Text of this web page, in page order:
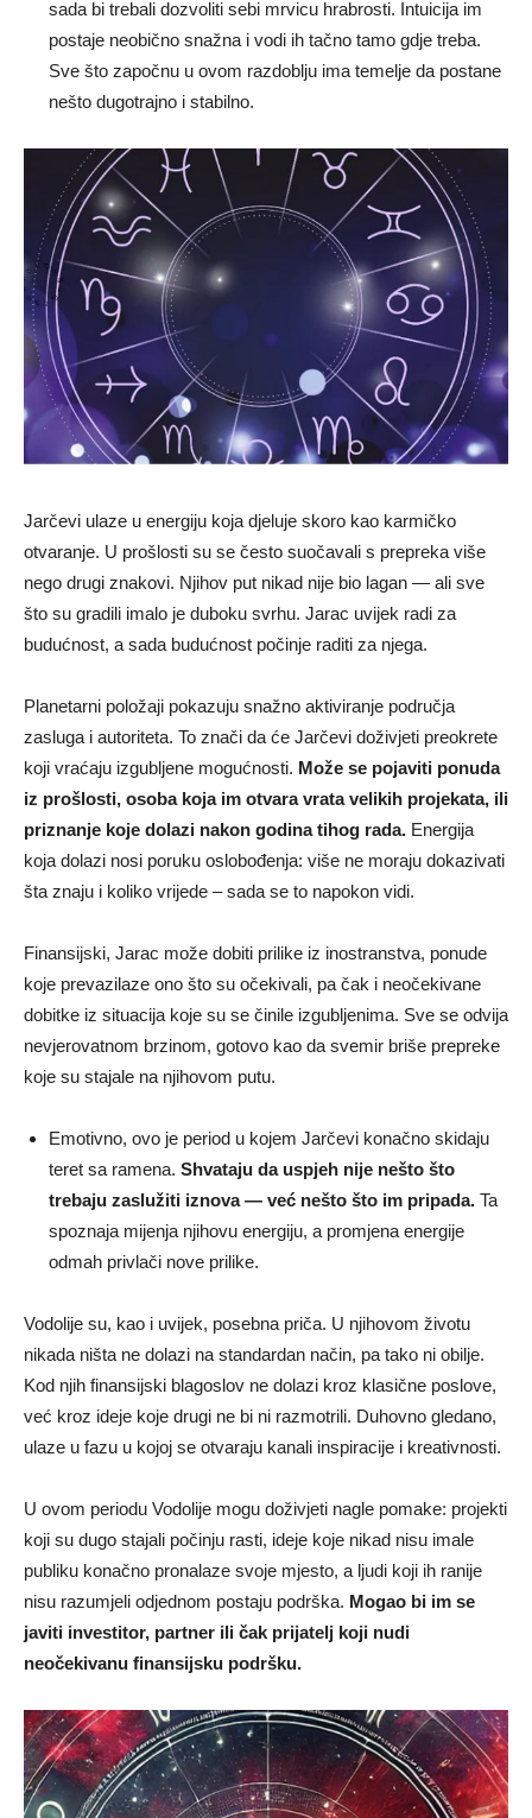
sada bi trebali dozvoliti sebi mrvicu hrabrosti. Intuicija im
postaje neobično snažna i vodi ih tačno tamo gdje treba.
Sve što započnu u ovom razdoblju ima temelje da postane
nešto dugotrajno i stabilno.
Jarčevi ulaze u energiju koja djeluje skoro kao karmičko
otvaranje. U prošlosti su se često suočavali s prepreka više
nego drugi znakovi. Njihov put nikad nije bio lagan — ali sve
što su gradili imalo je duboku svrhu. Jarac uvijek radi za
budućnost, a sada budućnost počinje raditi za njega.
Planetarni položaji pokazuju snažno aktiviranje područja
zasluga i autoriteta. To znači da će Jarčevi doživjeti preokrete
koji vraćaju izgubljene mogućnosti. Može se pojaviti ponuda
iz prošlosti, osoba koja im otvara vrata velikih projekata, ili
priznanje koje dolazi nakon godina tihog rada. Energija
koja dolazi nosi poruku oslobođenja: više ne moraju dokazivati
šta znaju i koliko vrijede – sada se to napokon vidi.
Finansijski, Jarac može dobiti prilike iz inostranstva, ponude
koje prevazilaze ono što su očekivali, pa čak i neočekivane
dobitke iz situacija koje su se činile izgubljenima. Sve se odvija
nevjerovatnom brzinom, gotovo kao da svemir briše prepreke
koje su stajale na njihovom putu.
Emotivno, ovo je period u kojem Jarčevi konačno skidaju
teret sa ramena. Shvataju da uspjeh nije nešto što
trebaju zaslužiti iznova — već nešto što im pripada. Ta
spoznaja mijenja njihovu energiju, a promjena energije
odmah privlači nove prilike.
Vodolije su, kao i uvijek, posebna priča. U njihovom životu
nikada ništa ne dolazi na standardan način, pa tako ni obilje.
Kod njih finansijski blagoslov ne dolazi kroz klasične poslove,
već kroz ideje koje drugi ne bi ni razmotrili. Duhovno gledano,
ulaze u fazu u kojoj se otvaraju kanali inspiracije i kreativnosti.
U ovom periodu Vodolije mogu doživjeti nagle pomake: projekti
koji su dugo stajali počinju rasti, ideje koje nikad nisu imale
publiku konačno pronalaze svoje mjesto, a ljudi koji ih ranije
nisu razumjeli odjednom postaju podrška. Mogao bi im se
javiti investitor, partner ili čak prijatelj koji nudi
neočekivanu finansijsku podršku.